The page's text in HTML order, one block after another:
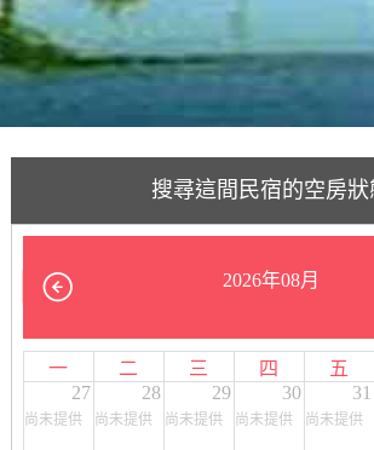
搜尋這間民宿的空房狀
2026年08月
一 二 三 四 五
27
尚未提供
28
尚未提供
29
尚未提供
30
尚未提供
31
尚未提供